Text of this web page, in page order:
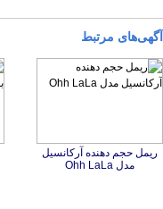
آگهی‌های مرتبط
ریمل حجم دهنده آرکانسیل
مدل Ohh LaLa